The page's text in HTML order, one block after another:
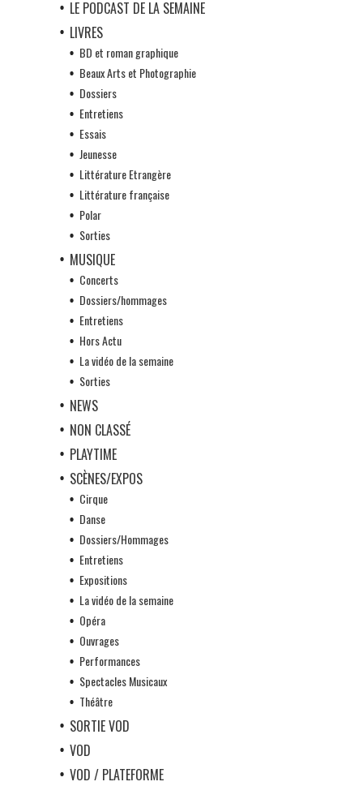
LE PODCAST DE LA SEMAINE
LIVRES
BD et roman graphique
Beaux Arts et Photographie
Dossiers
Entretiens
Essais
Jeunesse
Littérature Etrangère
Littérature française
Polar
Sorties
MUSIQUE
Concerts
Dossiers/hommages
Entretiens
Hors Actu
La vidéo de la semaine
Sorties
NEWS
NON CLASSÉ
PLAYTIME
SCÈNES/EXPOS
Cirque
Danse
Dossiers/Hommages
Entretiens
Expositions
La vidéo de la semaine
Opéra
Ouvrages
Performances
Spectacles Musicaux
Théâtre
SORTIE VOD
VOD
VOD / PLATEFORME